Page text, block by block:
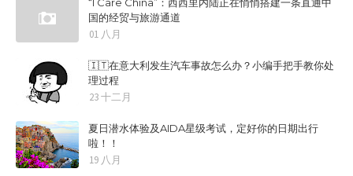
国的经贸与旅游通道
01 八月
🇮🇹在意大利发生汽车事故怎么办？小编手把手教你处
理过程
23 十二月
夏日潜水体验及AIDA星级考试，定好你的日期出行
啦！！
19 八月